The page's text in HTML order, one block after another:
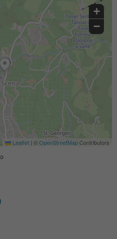
+
−
Leaflet | ©OpenStreetMapContributors